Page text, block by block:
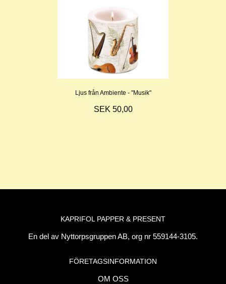
Ljus från Ambiente - "Musik"
SEK 50,00
KAPRIFOL PAPPER & PRESENT
En del av Nyttorpsgruppen AB, org nr 559144-3105.
FÖRETAGSINFORMATION
OM OSS